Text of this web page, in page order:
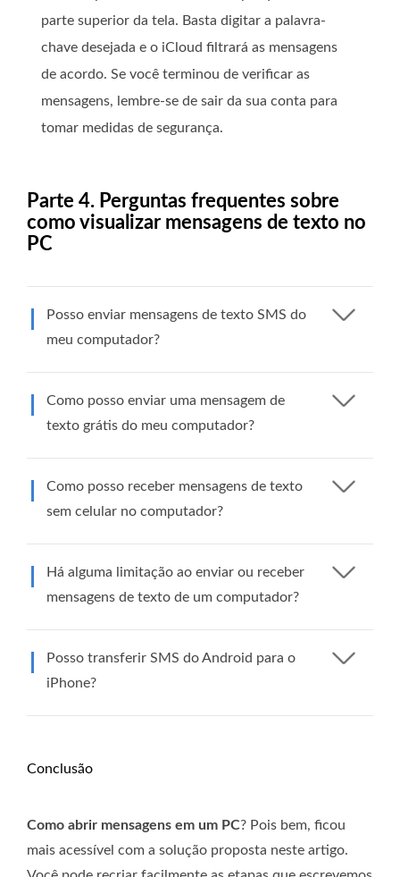
parte superior da tela. Basta digitar a palavra-
chave desejada e o iCloud filtrará as mensagens
de acordo. Se você terminou de verificar as
mensagens, lembre-se de sair da sua conta para
tomar medidas de segurança.
Parte 4. Perguntas frequentes sobre
como visualizar mensagens de texto no
PC
Posso enviar mensagens de texto SMS do
meu computador?
Como posso enviar uma mensagem de
texto grátis do meu computador?
Como posso receber mensagens de texto
sem celular no computador?
Há alguma limitação ao enviar ou receber
mensagens de texto de um computador?
Posso transferir SMS do Android para o
iPhone?
Conclusão
Como abrir mensagens em um PC? Pois bem, ficou
mais acessível com a solução proposta neste artigo.